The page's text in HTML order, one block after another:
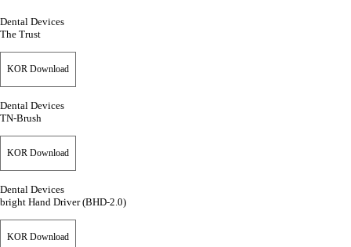
Dental Devices
The Trust
KOR Download
Dental Devices
TN-Brush
KOR Download
Dental Devices
bright Hand Driver (BHD-2.0)
KOR Download